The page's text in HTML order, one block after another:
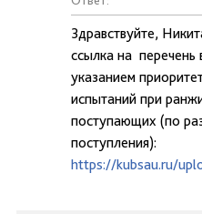
Здравствуйте,
ссылка на перечень
указанием
испытаний при
поступающих (по
поступления):
https://kubsau.ru/